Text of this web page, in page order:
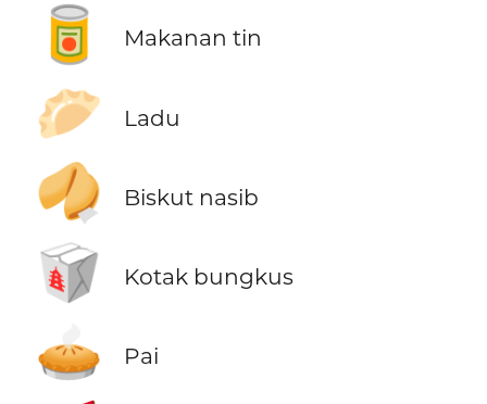
🥫 Makanan tin
🥟 Ladu
🥠 Biskut nasib
🥡 Kotak bungkus
🥧 Pai